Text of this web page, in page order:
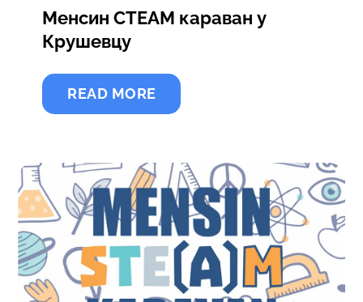
он
Менсин СТЕАМ караван у
Крушевцу
READ MORE